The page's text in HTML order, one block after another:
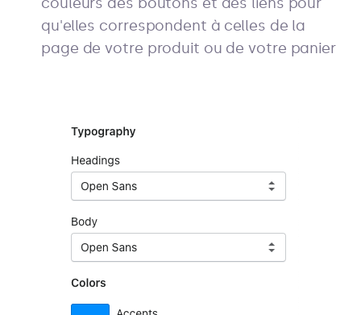
qu'elles correspondent à celles de la
page de votre produit ou de votre panier